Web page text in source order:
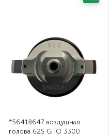
*56418647 воздушная
голова 62S GTO 3300